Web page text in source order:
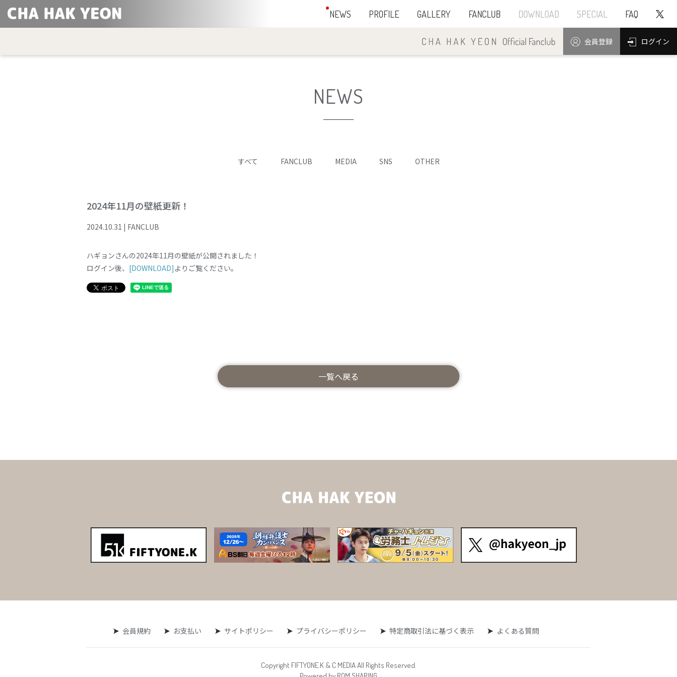
NEWS PROFILE GALLERY FANCLUB DOWNLOAD SPECIAL FAQ
会員登録 ログイン
NEWS
すべて FANCLUB MEDIA SNS OTHER
2024年11月の壁紙更新！
2024.10.31 | FANCLUB
ハギョンさんの2024年11月の壁紙が公開されました！
ログイン後、 [DOWNLOAD] よりご覧ください。
一覧へ戻る
会員規約 お支払い サイトポリシー プライバシーポリシー 特定商取引法に基づく表示 よくある質問
Copyright FIFTYONE.K & C MEDIA All Rights Reserved.